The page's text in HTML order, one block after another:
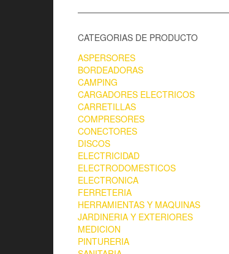
CATEGORIAS DE PRODUCTO
ASPERSORES
BORDEADORAS
CAMPING
CARGADORES ELECTRICOS
CARRETILLAS
COMPRESORES
CONECTORES
DISCOS
ELECTRICIDAD
ELECTRODOMESTICOS
ELECTRONICA
FERRETERIA
HERRAMIENTAS Y MAQUINAS
JARDINERIA Y EXTERIORES
MEDICION
PINTURERIA